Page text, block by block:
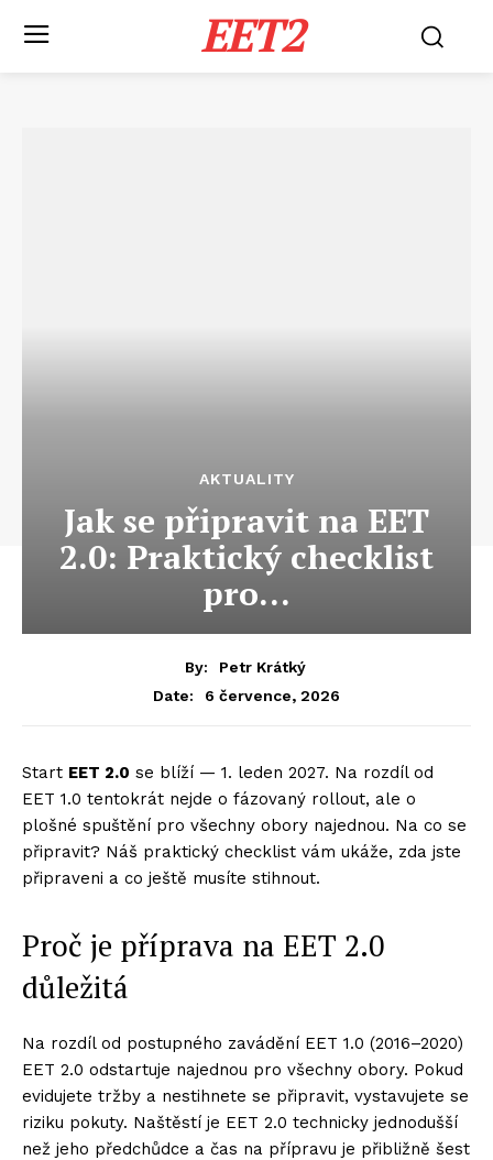
EET2
AKTUALITY
Jak se připravit na EET
2.0: Praktický checklist
pro…
By:
Petr Krátký
Date:
6 července, 2026
Start EET 2.0 se blíží — 1. leden 2027. Na rozdíl od
EET 1.0 tentokrát nejde o fázovaný rollout, ale o
plošné spuštění pro všechny obory najednou. Na co se
připravit? Náš praktický checklist vám ukáže, zda jste
připraveni a co ještě musíte stihnout.
Proč je příprava na EET 2.0
důležitá
Na rozdíl od postupného zavádění EET 1.0 (2016–2020)
EET 2.0 odstartuje najednou pro všechny obory. Pokud
evidujete tržby a nestihnete se připravit, vystavujete se
riziku pokuty. Naštěstí je EET 2.0 technicky jednodušší
než jeho předchůdce a čas na přípravu je přibližně šest